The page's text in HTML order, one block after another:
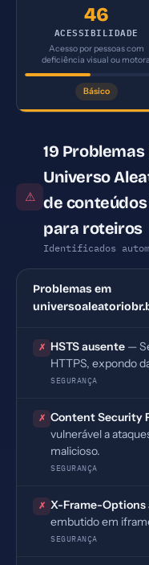
46
ACESSIBILIDADE
Acesso por pessoas com
deficiência visual ou motora
Básico
⚠
19
Universo
de
para roteiros
Identificados
Problemas em
✗ HSTS ausente —
HTTPS, expondo
SEGURANÇA
✗ Content Security
vulnerável a
malicioso.
SEGURANÇA
✗ X-Frame-Options
embutido em
SEGURANÇA